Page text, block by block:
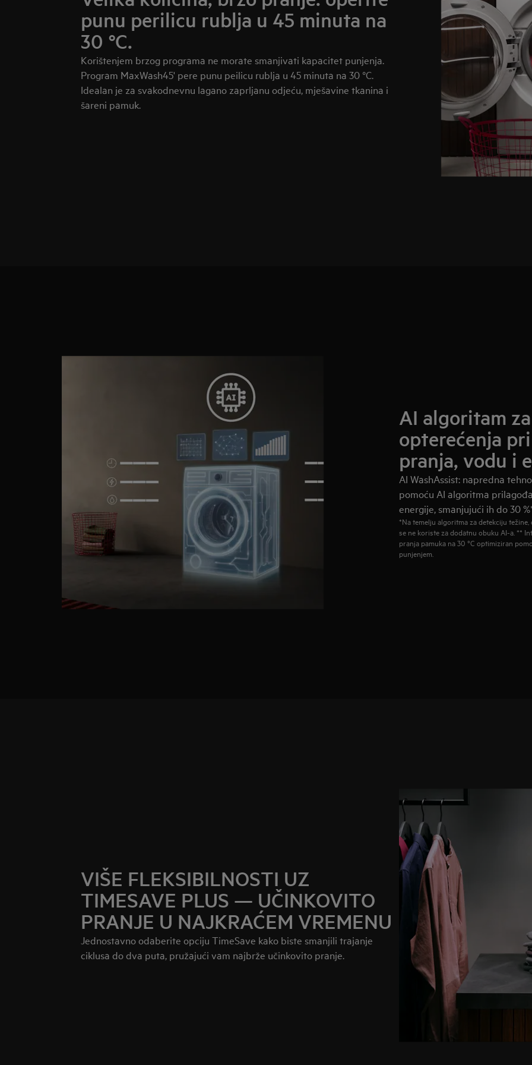
punu perilicu rublja u 45 minuta na
30 °C.
Korištenjem brzog programa ne morate smanjivati kapacitet punjenja.
Program MaxWash45' pere punu peilicu rublja u 45 minuta na 30 °C.
Idealan je za svakodnevnu lagano zaprljanu odjeću, mješavine tkanina i
šareni pamuk.
AI algoritam
opterećenja
pranja, vodu i
AI WashAssist: napredna
pomoću AI algoritma
energije, smanjujući ih do 30
*Na temelju algoritma za detekciju
se ne koriste za dodatnu obuku AI-a. **
pranja pamuka na 30 °C optimiziran
punjenjem.
VIŠE FLEKSIBILNOSTI UZ
TIMESAVE PLUS — UČINKOVITO
PRANJE U NAJKRAĆEM VREMENU
Jednostavno odaberite opciju TimeSave kako biste smanjili trajanje
ciklusa do dva puta, pružajući vam najbrže učinkovito pranje.